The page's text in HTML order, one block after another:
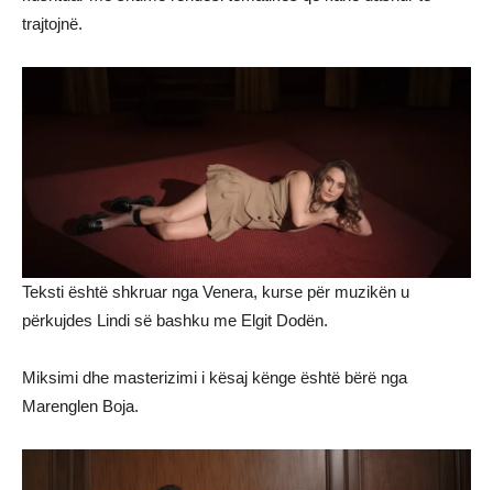
trajtojnë.
Teksti është shkruar nga Venera, kurse për muzikën u
përkujdes Lindi së bashku me Elgit Dodën.
Miksimi dhe masterizimi i kësaj kënge është bërë nga
Marenglen Boja.